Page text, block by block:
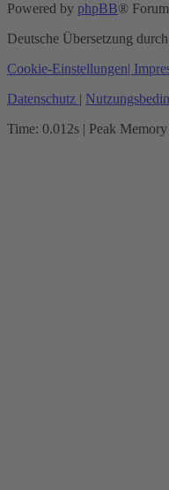
Powered by phpBB®
Deutsche Übersetzung durch
Cookie-Einstellungen|
Datenschutz |
Time: 0.012s | Peak